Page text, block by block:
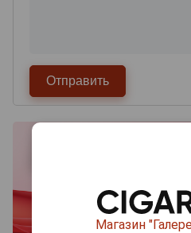
Магазин